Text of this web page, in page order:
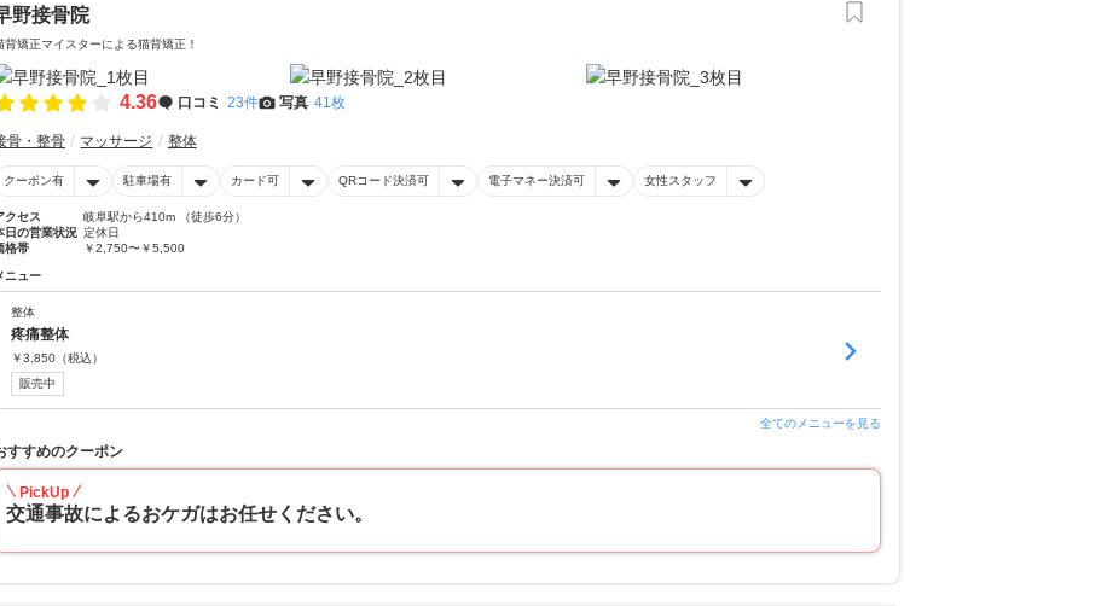
野接骨院
背矯正マイスターによる猫背矯正！
4.36 口コミ 23件 写真 41枚
骨・整骨 マッサージ 整体
クーポン有 駐車場有 カード可 QRコード決済可 電子マネー決済可 女性スタッフ
クセス
岐阜駅から410m （徒歩6分）
日の営業状況 定休日
格帯
￥2,750〜￥5,500
ニュー
整体
疼痛整体
￥3,850 （税込）
販売中
全てのメニューを見る
すすめのクーポン
PickUp
交通事故によるおケガはお任せください。